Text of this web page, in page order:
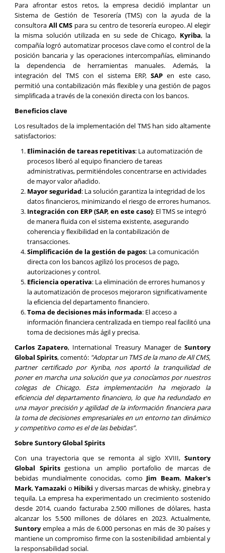
Para afrontar estos retos, la empresa decidió implantar un
Sistema de Gestión de Tesorería (TMS) con la ayuda de la
consultora All CMS para su centro de tesorería europeo. Al elegir
la misma solución utilizada en su sede de Chicago, Kyriba, la
compañía logró automatizar procesos clave como el control de la
posición bancaria y las operaciones intercompañías, eliminando
la dependencia de herramientas manuales. Además, la
integración del TMS con el sistema ERP,SAP en este caso,
permitió una contabilización más flexible y una gestión de pagos
simplificada a través de la conexión directa con los bancos.
Beneficios clave
Los resultados de la implementación del TMS han sido altamente
satisfactorios:
Eliminación de tareas repetitivas: La automatización de
procesos liberó al equipo financiero de tareas
administrativas, permitiéndoles concentrarse en actividades
de mayor valor añadido.
Mayor seguridad: La solución garantiza la integridad de los
datos financieros, minimizando el riesgo de errores humanos.
Integración con ERP (SAP, en este caso): El TMS se integró
de manera fluida con el sistema existente, asegurando
coherencia y flexibilidad en la contabilización de
transacciones.
Simplificación de la gestión de pagos: La comunicación
directa con los bancos agilizó los procesos de pago,
autorizaciones y control.
Eficiencia operativa: La eliminación de errores humanos y
la automatización de procesos mejoraron significativamente
la eficiencia del departamento financiero.
Toma de decisiones más informada: El acceso a
información financiera centralizada en tiempo real facilitó una
toma de decisiones más ágil y precisa.
Carlos Zapatero, International Treasury Manager deSuntory
Global Spirits, comentó: "Adoptar un TMS de la mano de All CMS,
partner certificado por Kyriba, nos aportó la tranquilidad de
poner en marcha una solución que ya conocíamos por nuestros
colegas de Chicago. Esta implementación ha mejorado la
eficiencia del departamento financiero, lo que ha redundado en
una mayor precisión y agilidad de la información financiera para
la toma de decisiones empresariales en un entorno tan dinámico
y competitivo como es el de las bebidas”.
Sobre Suntory Global Spirits
Con una trayectoria que se remonta al siglo XVIII, Suntory
Global Spiritsgestiona un amplio portafolio de marcas de
bebidas mundialmente conocidas, como Jim Beam, Maker's
Mark,Yamazaki o Hibiki y diversas marcas de whisky, ginebra y
tequila. La empresa ha experimentado un crecimiento sostenido
desde 2014, cuando facturaba 2.500 millones de dólares, hasta
alcanzar los 5.500 millones de dólares en 2023. Actualmente,
Suntoryemplea a más de 6.000 personas en más de 30 países y
mantiene un compromiso firme con la sostenibilidad ambiental y
la responsabilidad social.